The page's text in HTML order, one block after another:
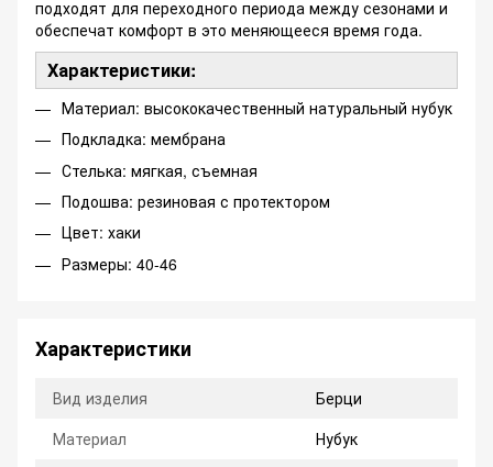
подходят для переходного периода между сезонами и
обеспечат комфорт в это меняющееся время года.
Характеристики:
Материал: высококачественный натуральный нубук
Подкладка: мембрана
Стелька: мягкая, съемная
Подошва: резиновая с протектором
Цвет: хаки
Размеры: 40-46
Характеристики
Вид изделия
Берци
Материал
Нубук